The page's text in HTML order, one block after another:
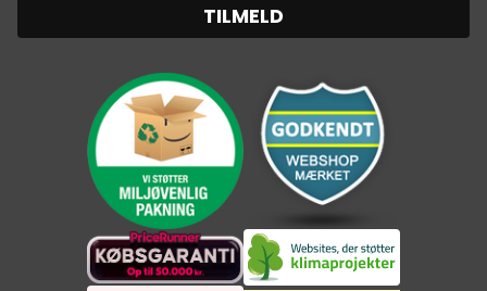
TILMELD